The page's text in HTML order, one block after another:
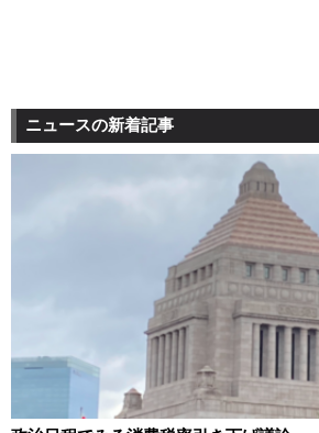
ニュースの新着記事